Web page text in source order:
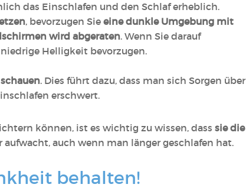
das Einschlafen und den Schlaf erheblich.
, bevorzugen Sie eine dunkle Umgebung mit
wird abgeraten. Wenn Sie darauf
Helligkeit bevorzugen.
. Dies führt dazu, dass man sich Sorgen über
erschwert.
können, ist es wichtig zu wissen, dass sie die
aufwacht, auch wenn man länger geschlafen hat.
behalten!